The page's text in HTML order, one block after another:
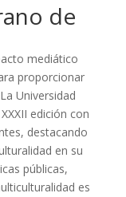
de
mediático
proporcionar
Universidad
edición con
destacando
en su
públicas,
es